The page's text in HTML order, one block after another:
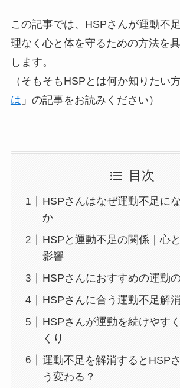
この記事では、HSPさんが運動不
理なく心と体を守るための方法を
します。
（そもそもHSPとは何か知りたい
は 」の記事をお読みください）
目次
HSPさんはなぜ運動不足に
か
HSPと運動不足の関係｜心
影響
HSPさんにおすすめの運動
HSPさんに合う運動不足解
HSPさんが運動を続けやす
くり
運動不足を解消するとHSP
う変わる？